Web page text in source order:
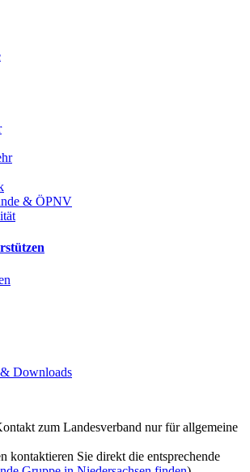
& ÖPNV
Downloads
zum Landesverband nur für allgemeine
kontaktieren Sie direkt die entsprechende